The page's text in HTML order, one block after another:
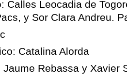
Calles Leocadia de
y Sor Clara Andreu.
Catalina Alorda
Jaume Rebassa y Xavier